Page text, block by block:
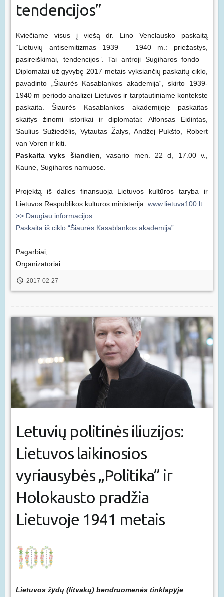
tendencijos”
Kviečiame visus į viešą dr. Lino Venclausko paskaitą
“Lietuvių antisemitizmas 1939 – 1940 m.: priežastys,
pasireiškimai, tendencijos”. Tai antroji Sugiharos fondo –
Diplomatai už gyvybę 2017 metais vyksiančių paskaitų ciklo,
pavadinto „Šiaurės Kasablankos akademija“, skirto 1939-
1940 m periodo analizei Lietuvos ir tarptautiniame kontekste
paskaita. Šiaurės Kasablankos akademijoje paskaitas
skaitys žinomi istorikai ir diplomatai: Alfonsas Eidintas,
Saulius Sužiedėlis, Vytautas Žalys, Andžej Pukšto, Robert
van Voren ir kiti.
Paskaita vyks šiandien , vasario men. 22 d, 17.00 v.,
Kaune, Sugiharos namuose.
Projektą iš dalies finansuoja Lietuvos kultūros taryba ir
Lietuvos Respublikos kultūros ministerija: www.lietuva100.lt
>> Daugiau informacijos
Paskaita iš ciklo “Šiaurės Kasablankos akademija”
Pagarbiai,
Organizatoriai
2017-02-27
Letuvių politinės iliuzijos:
Lietuvos laikinosios
vyriausybės „Politika” ir
Holokausto pradžia
Lietuvoje 1941 metais
Lietuvos žydų (litvakų) bendruomenės tinklapyje